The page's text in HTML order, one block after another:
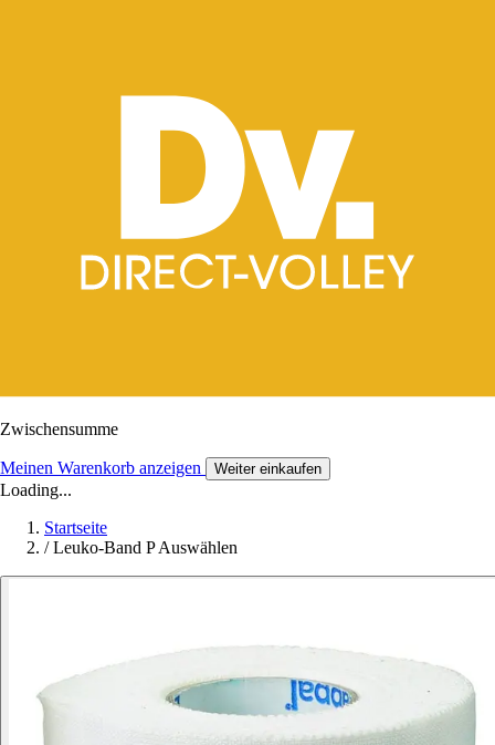
Zwischensumme
Meinen Warenkorb anzeigen Weiter einkaufen
Loading...
Startseite
/ Leuko-Band P Auswählen